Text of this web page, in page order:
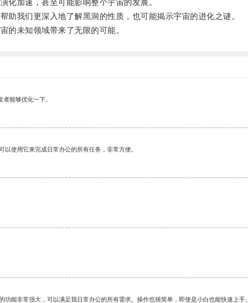
加速，甚至可能影响整个宇宙的发展。
我们更深入地了解黑洞的性质，也可能揭示宇宙的进化之谜。
未知领域带来了无限的可能。
能够优化一下。
使用它来完成日常办公的所有任务，非常方便。
能非常强大，可以满足我日常办公的所有需求。操作也很简单，即使是小白也能快速上手。